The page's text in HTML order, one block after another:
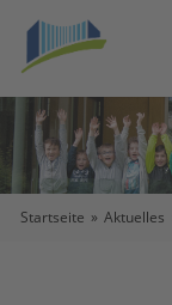
Startseite » Aktuelles